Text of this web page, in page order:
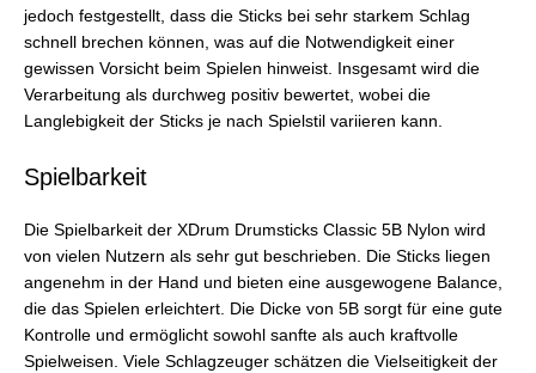
jedoch festgestellt, dass die Sticks bei sehr starkem Schlag
schnell brechen können, was auf die Notwendigkeit einer
gewissen Vorsicht beim Spielen hinweist. Insgesamt wird die
Verarbeitung als durchweg positiv bewertet, wobei die
Langlebigkeit der Sticks je nach Spielstil variieren kann.
Spielbarkeit
Die Spielbarkeit der XDrum Drumsticks Classic 5B Nylon wird
von vielen Nutzern als sehr gut beschrieben. Die Sticks liegen
angenehm in der Hand und bieten eine ausgewogene Balance,
die das Spielen erleichtert. Die Dicke von 5B sorgt für eine gute
Kontrolle und ermöglicht sowohl sanfte als auch kraftvolle
Spielweisen. Viele Schlagzeuger schätzen die Vielseitigkeit der